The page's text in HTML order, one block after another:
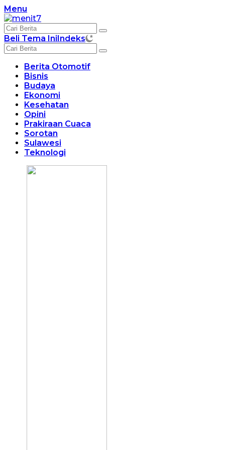
Langsung
ke
konten
Menu
Beli Tema IniIndeks
Berita Otomotif
Bisnis
Budaya
Ekonomi
Kesehatan
Opini
Prakiraan Cuaca
Sorotan
Sulawesi
Teknologi